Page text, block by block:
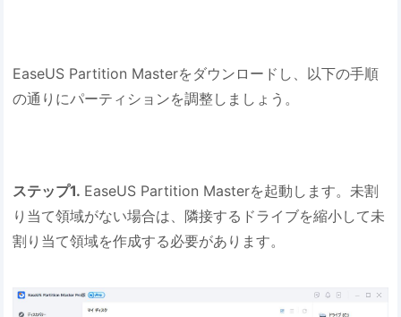
EaseUS Partition Masterをダウンロードし、以下の手順
の通りにパーティションを調整しましょう。
ステップ1. EaseUS Partition Masterを起動します。未割
り当て領域がない場合は、隣接するドライブを縮小して未
割り当て領域を作成する必要があります。